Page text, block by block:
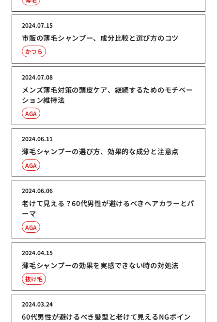
市販の薄毛シャンプー、成分比較と選び方のコツ
2024.07.15
かつら
メンズ薄毛対策の頭皮ケア、継続するためのモチベー
ション維持法
2024.07.08
AGA
薄毛シャンプーの選び方、効果的な成分と注意点
2024.06.11
AGA
老けて見える？60代男性が避けるべきヘアカラーとパ
ーマ
2024.06.06
AGA
薄毛シャンプーの効果を実感できない時の対処法
2024.04.15
抜け毛
60代男性が避けるべき髪型と老けて見えるNGポイン
2024.03.24